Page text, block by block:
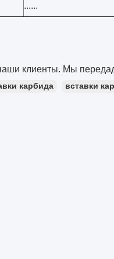
......
клиенты. Мы
карбида вставки